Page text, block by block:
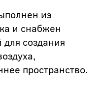
из
и снабжен
создания
пространство.